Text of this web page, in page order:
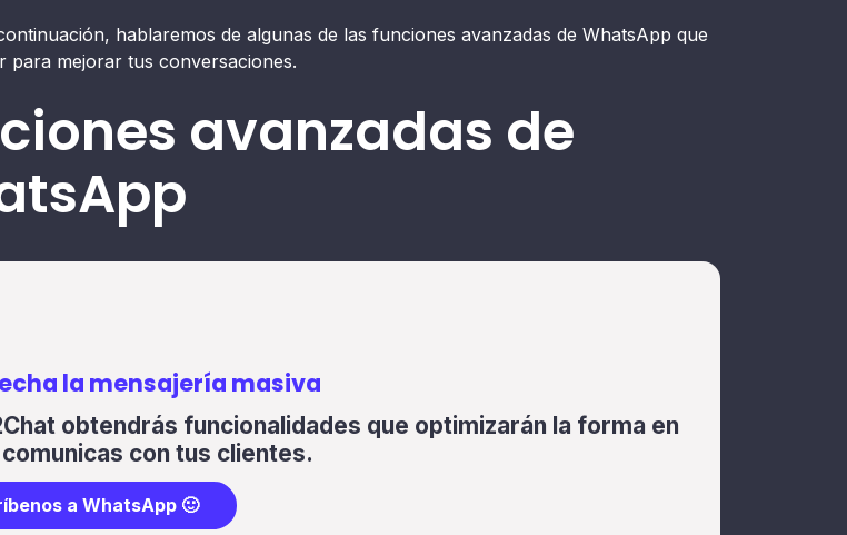
hablaremos de algunas de las funciones avanzadas de WhatsApp que
para mejorar tus conversaciones.
avanzadas de
la mensajería masiva
obtendrás funcionalidades que optimizarán la forma en
con tus clientes.
a WhatsApp 🙂